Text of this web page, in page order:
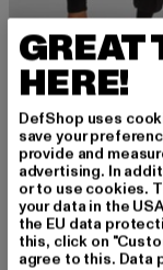
URBAN
Sarong
18,89 EUR
Derzeitiger Preis:
29,99 EUR
GREAT
HERE!
DefShop uses
save your
provide and
advertising. In
or to use cookies.
your data in the
the EU data
this, click on
agree to this. Data